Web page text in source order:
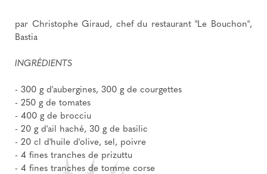
par Christophe Giraud, chef du restaurant "Le Bouchon",
Bastia
INGRÉDIENTS
- 300 g d'aubergines, 300 g de courgettes
- 250 g de tomates
- 400 g de brocciu
- 20 g d'ail haché, 30 g de basilic
- 20 cl d'huile d'olive, sel, poivre
- 4 fines tranches de prizuttu
- 4 fines tranches de tomme corse